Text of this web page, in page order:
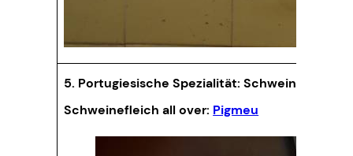
5. Portugiesische Spezialität:
Schweinefleich all over: Pigmeu